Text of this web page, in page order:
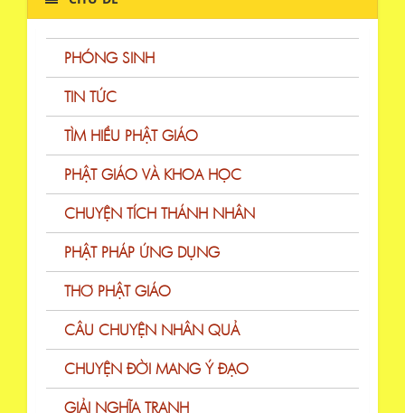
PHÓNG SINH
TIN TỨC
TÌM HIỂU PHẬT GIÁO
PHẬT GIÁO VÀ KHOA HỌC
CHUYỆN TÍCH THÁNH NHÂN
PHẬT PHÁP ỨNG DỤNG
THƠ PHẬT GIÁO
CÂU CHUYỆN NHÂN QUẢ
CHUYỆN ĐỜI MANG Ý ĐẠO
GIẢI NGHĨA TRANH